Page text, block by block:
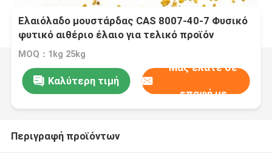
Ελαιόλαδο μουστάρδας CAS 8007-40-7 Φυσικό
φυτικό αιθέριο έλαιο για τελικό προϊόν
MOQ：1kg 25kg
Καλύτερη τιμή
Μας ελάτε σε
επαφή με
Περιγραφή προϊόντων